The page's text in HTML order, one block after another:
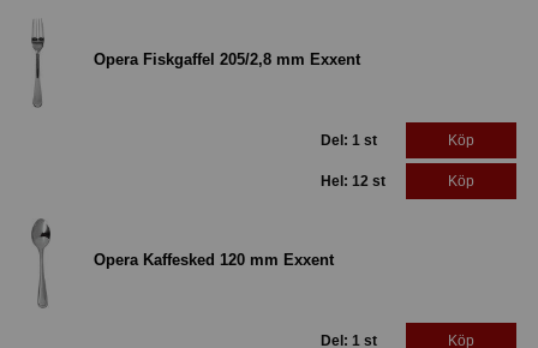
Opera Fiskgaffel 205/2,8 mm Exxent
Del: 1 st Köp
Hel: 12 st Köp
Opera Kaffesked 120 mm Exxent
Del: 1 st Köp